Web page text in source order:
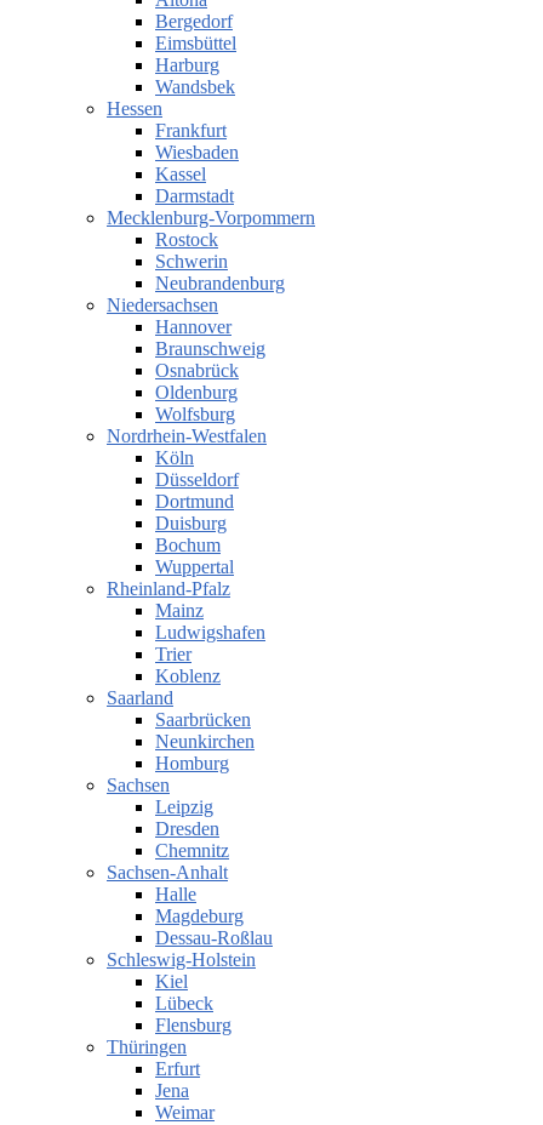
Bergedorf
Eimsbüttel
Harburg
Wandsbek
Hessen
Frankfurt
Wiesbaden
Kassel
Darmstadt
Mecklenburg-Vorpommern
Rostock
Schwerin
Neubrandenburg
Niedersachsen
Hannover
Braunschweig
Osnabrück
Oldenburg
Wolfsburg
Nordrhein-Westfalen
Köln
Düsseldorf
Dortmund
Duisburg
Bochum
Wuppertal
Rheinland-Pfalz
Mainz
Ludwigshafen
Trier
Koblenz
Saarland
Saarbrücken
Neunkirchen
Homburg
Sachsen
Leipzig
Dresden
Chemnitz
Sachsen-Anhalt
Halle
Magdeburg
Dessau-Roßlau
Schleswig-Holstein
Kiel
Lübeck
Flensburg
Thüringen
Erfurt
Jena
Weimar